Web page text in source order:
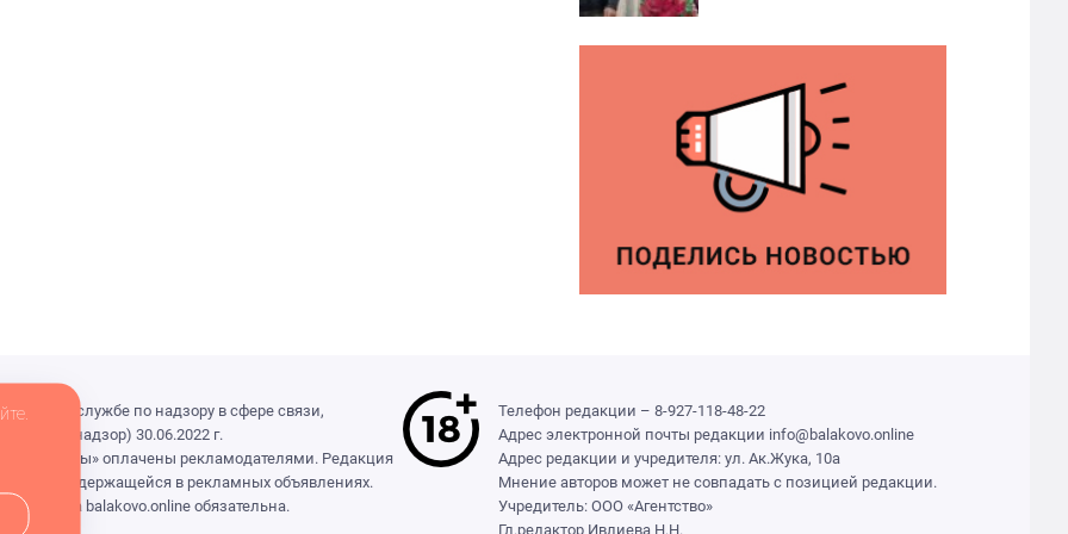
службе по надзору в сфере связи,
30.06.2022 г.
«Выборы» оплачены рекламодателями. Редакция
содержащейся в рекламных объявлениях.
на balakovo.online обязательна.
Телефон редакции – 8-927-118-48-22
Адрес электронной почты редакции info@balakovo.online
Адрес редакции и учредителя: ул. Ак.Жука, 10а
Мнение авторов может не совпадать с позицией редакции.
Учредитель: ООО «Агентство»
Гл.редактор Ивлиева Н.Н.